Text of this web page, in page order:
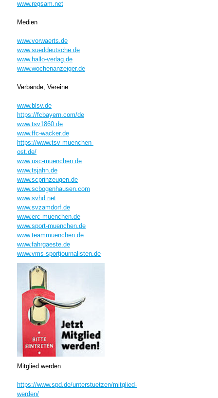
www.regsam.net
Medien
www.vorwaerts.de
www.sueddeutsche.de
www.hallo-verlag.de
www.wochenanzeiger.de
Verbände, Vereine
www.blsv.de
https://fcbayern.com/de
www.tsv1860.de
www.ffc-wacker.de
https://www.tsv-muenchen-
ost.de/
www.usc-muenchen.de
www.tsjahn.de
www.scprinzeugen.de
www.scbogenhausen.com
www.svhd.net
www.svzamdorf.de
www.erc-muenchen.de
www.sport-muenchen.de
www.teammuenchen.de
www.fahrgaeste.de
www.vms-sportjournalisten.de
Mitglied werden
https://www.spd.de/unterstuetzen/mitglied-
werden/